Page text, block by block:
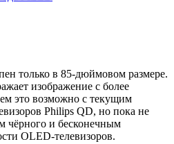
только в 85-дюймовом размере.
изображение с более
это возможно с текущим
Philips QD, но пока не
чёрного и бесконечным
OLED-телевизоров.